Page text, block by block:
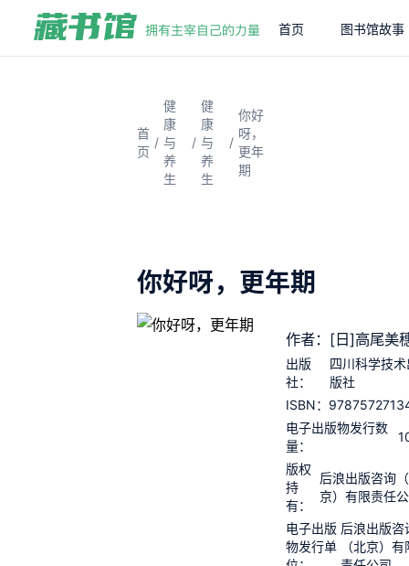
首页 图书馆故事
首
页
/
健
康
与
养
生
/
健
康
与
养
生
/
你好
呀，
更年
期
你好呀，更年期
作者：[日]高尾美
出版
社：
四川科学技
版社
ISBN：
电子出版物发行数
量：
版权
持
有：
后浪出版咨询
京）有限责任
电子出版
物发行单
后浪出版咨
（北京）有